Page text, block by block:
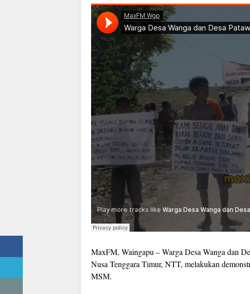
MaxFM, Waingapu – Warga Desa Wanga dan
Nusa Tenggara Timur, NTT, melakukan
MSM.